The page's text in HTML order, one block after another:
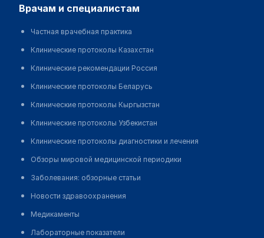
врачам и специалистам
Частная врачебная практика
Клинические протоколы Казахстан
Клинические рекомендации Россия
Клинические протоколы Беларусь
Клинические протоколы Кыргызстан
Клинические протоколы Узбекистан
Клинические протоколы диагностики и лечения
Обзоры мировой медицинской периодики
Заболевания: обзорные статьи
Новости здравоохранения
Медикаменты
Лабораторные показатели